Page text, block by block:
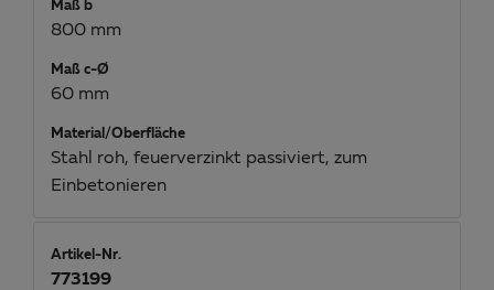
Maß b
800 mm
Maß c-Ø
60 mm
Material/Oberfläche
Stahl roh, feuerverzinkt passiviert, zum
Einbetonieren
Artikel-Nr.
773199